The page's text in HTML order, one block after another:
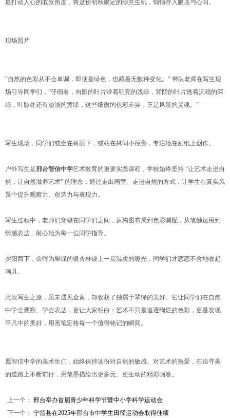
最打动人心的取景角度，将这份初秋限定的绿意生机，悄悄存入眼底与心间。
现场照片
“自然的色彩从不会单调，即便是绿色，也藏着无数种变化。” 带队老师在写生现
场引导同学们，“仔细看，向阳的叶片带着明亮的浅绿，背阴的叶片透着沉稳的深
绿，叶脉处还有淡淡的黄绿，这些细微的色彩差异，正是风景的灵魂。”
写生现场，同学们或坐在树荫下，或站在林间小径旁，专注地在画纸上创作。
户外写生是邢台智信中学艺术教育的重要实践课程，学校始终坚持 “让艺术走进自
然，让自然滋养艺术” 的理念，通过走出画室、走进自然的方式，让学生在真实风
景中提升观察力、创造力与表现力。
写生过程中，老师们穿梭在同学们之间，从构图布局到色彩调配，从笔触运用到
情感表达，耐心地为每一位同学指导。
夕阳西下，余晖为翠绿的银杏林镀上一层温柔的暖光，同学们才恋恋不舍地收起
画具。
此次写生之旅，虽未遇见金黄，却收获了独属于翠绿的美好。它让同学们在自然
中学会观察、学会表达，更让大家明白：艺术不只是追逐绚烂的色彩，更是发现
平凡中的美好，用画笔定格每一个值得铭记的瞬间。
愿智信中学的美术生们，始终保持这份对自然的敏感、对艺术的热爱，在追寻美
的道路上不断前行，用笔墨描绘出更多元、更生动的精彩画卷。
上一个： 邢台举办首届青少年科学节暨中小学科学运动会
下一个： 宁晋县在2025年邢台市中学生田径运动会取得佳绩